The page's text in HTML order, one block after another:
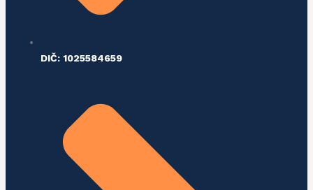
DIČ: 1025584659